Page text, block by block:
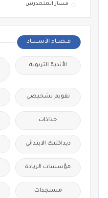
مسار المتمدرس
فــضــاء الأســتــاذ
الأندية التربوية
تقويم تشخيصي
جذاذات
ديداكتيك الابتدائي
مؤسسات الريادة
مستجدات